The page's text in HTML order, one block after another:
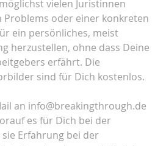
vielen Juristinnen
Problems oder einer konkreten
ein persönliches, meist
herzustellen, ohne dass Deine
erfährt. Die
sind für Dich kostenlos.
an info@breakingthrough.de
es für Dich bei der
Erfahrung bei der